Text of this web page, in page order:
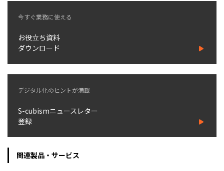
今すぐ業務に使える
お役立ち資料
ダウンロード
デジタル化のヒントが満載
S-cubismニュースレター
登録
関連製品・サービス